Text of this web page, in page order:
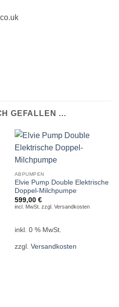
GEFALLEN …
ABPUMPEN
Elvie Pump Double Elektrische
Doppel-Milchpumpe
599,00 €
incl. MwSt. zzgl. Versandkosten
inkl. 0 % MwSt.
zzgl. Versandkosten